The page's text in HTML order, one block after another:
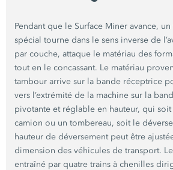
Pendant que le Surface Miner avance,
spécial tourne dans le sens inverse de
par couche, attaque le matériau des
tout en le concassant. Le matériau
tambour arrive sur la bande réceptrice
vers l’extrémité de la machine sur la
pivotante et réglable en hauteur, qui
camion ou un tombereau, soit le
hauteur de déversement peut être
dimension des véhicules de transport.
entraîné par quatre trains à chenilles